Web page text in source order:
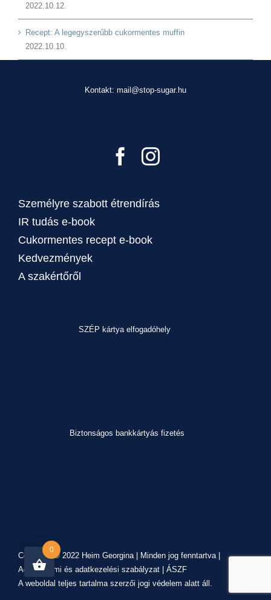
2022.10.12.
Recept: A legegyszerűbb cukormentes muffin
2022.10.10.
Kontakt: mail@stop-sugar.hu
Személyre szabott étrendírás
IR tudás e-book
Cukormentes recept e-book
Kedvezmények
A szakértőről
SZÉP kártya elfogadóhely
Biztonságos bankkártyás fizetés
Copyright © 2022 Heim Georgina | Minden jog fenntartva |
Adatvédelmi és adatkezelési szabályzat| ÁSZF
A weboldal teljes tartalma szerzői jogi védelem alatt áll.
0